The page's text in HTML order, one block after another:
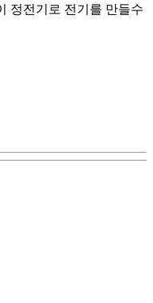
정전기로 전기를 만들수